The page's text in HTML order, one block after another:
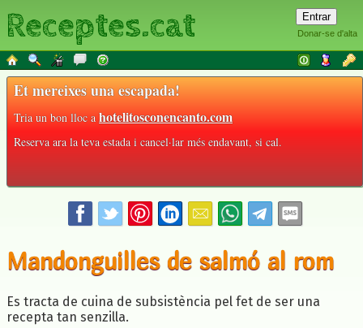
Donar-se d'alta
Receptes.cat
Et mereixes una escapada!
Tria un bon lloc ahotelitosconencanto.com
Reserva ara la teva estada i cancel·lar més endavant, si cal.
Mandonguilles de salmó al rom
Es tracta de cuina de subsistència pel fet de ser una
recepta tan senzilla.